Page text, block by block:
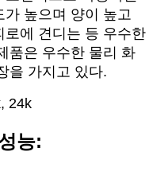
높으며 양이 높고
에 견디는 등 우수한
품은 우수한 물리 화
을 가지고 있다.
24k
능: